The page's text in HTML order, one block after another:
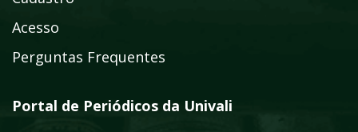
Acesso
Perguntas Frequentes
Portal de Periódicos da Univali